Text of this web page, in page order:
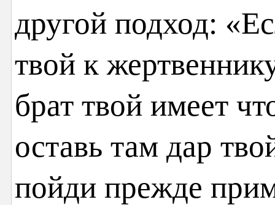
другой подход:
твой к
брат твой имеет
оставь там дар
пойди прежде